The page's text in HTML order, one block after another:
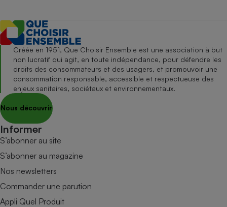
Créée en 1951, Que Choisir Ensemble est une association à but
non lucratif qui agit, en toute indépendance, pour défendre les
droits des consommateurs et des usagers, et promouvoir une
consommation responsable, accessible et respectueuse des
enjeux sanitaires, sociétaux et environnementaux.
Nous découvrir
Informer
S’abonner au site
S’abonner au magazine
Nos newsletters
Commander une parution
Appli Quel Produit